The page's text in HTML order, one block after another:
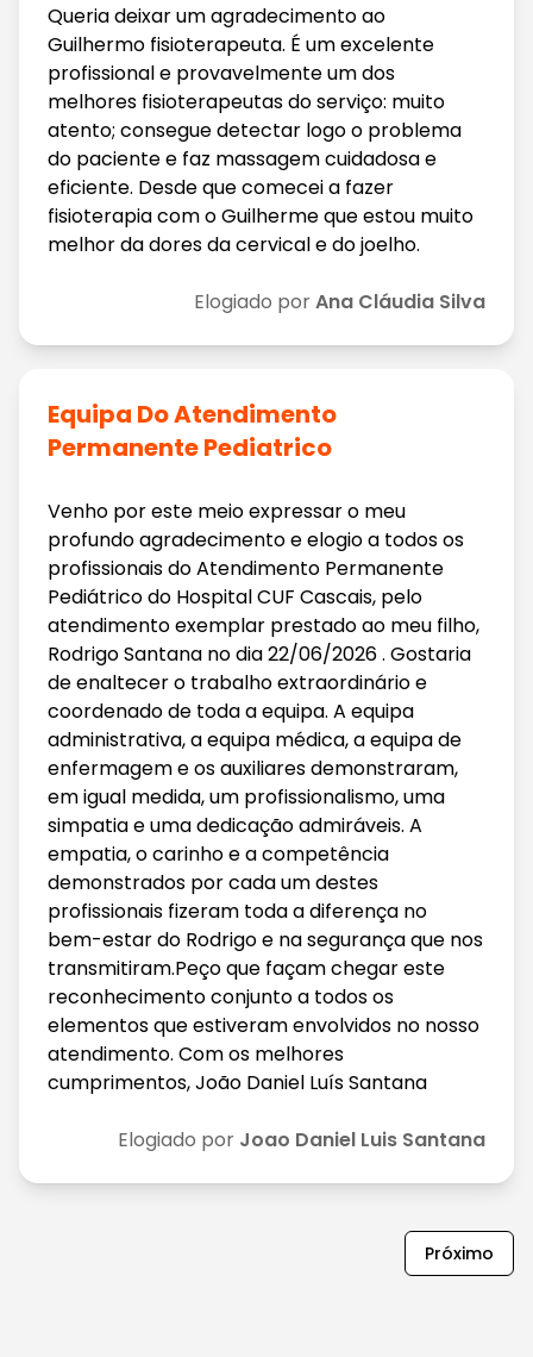
Queria deixar um agradecimento ao
Guilhermo fisioterapeuta. É um excelente
profissional e provavelmente um dos
melhores fisioterapeutas do serviço: muito
atento; consegue detectar logo o problema
do paciente e faz massagem cuidadosa e
eficiente. Desde que comecei a fazer
fisioterapia com o Guilherme que estou muito
melhor da dores da cervical e do joelho.
Elogiado porAna Cláudia Silva
Equipa Do Atendimento
Permanente Pediatrico
Venho por este meio expressar o meu
profundo agradecimento e elogio a todos os
profissionais do Atendimento Permanente
Pediátrico do Hospital CUF Cascais, pelo
atendimento exemplar prestado ao meu filho,
Rodrigo Santana no dia 22/06/2026 . Gostaria
de enaltecer o trabalho extraordinário e
coordenado de toda a equipa. A equipa
administrativa, a equipa médica, a equipa de
enfermagem e os auxiliares demonstraram,
em igual medida, um profissionalismo, uma
simpatia e uma dedicação admiráveis. A
empatia, o carinho e a competência
demonstrados por cada um destes
profissionais fizeram toda a diferença no
bem-estar do Rodrigo e na segurança que nos
transmitiram.Peço que façam chegar este
reconhecimento conjunto a todos os
elementos que estiveram envolvidos no nosso
atendimento. Com os melhores
cumprimentos, João Daniel Luís Santana
Elogiado por Joao Daniel Luis Santana
Próximo